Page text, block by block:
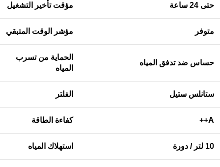
حتى 24 ساعة مؤقت تأخير التشغيل
متوفر مؤشر الوقت المتبقي
حساس ضد تدفق المياه
الحماية من تسرب
المياه
ستانلس ستيل الفلتر
A++ كفاءة الطاقة
10 لتر / دورة استهلاك المياه